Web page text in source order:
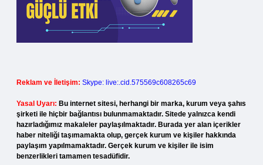
Reklam ve İletişim: Skype: live:.cid.575569c608265c69
Yasal Uyarı: Bu internet sitesi, herhangi bir marka, kurum veya şahıs
şirketi ile hiçbir bağlantısı bulunmamaktadır. Sitede yalnızca kendi
hazırladığımız makaleler paylaşılmaktadır. Burada yer alan içerikler
haber niteliği taşımamakta olup, gerçek kurum ve kişiler hakkında
paylaşım yapılmamaktadır. Gerçek kurum ve kişiler ile isim
benzerlikleri tamamen tesadüfidir.